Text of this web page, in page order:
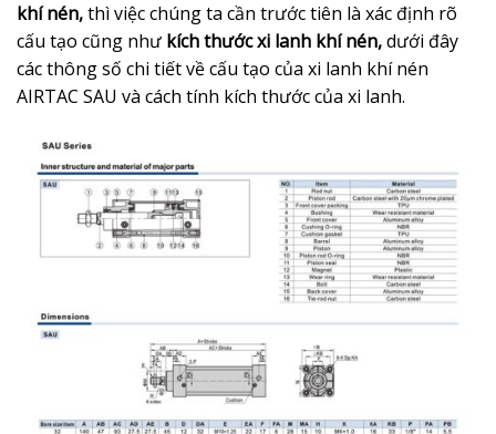
khí nén,thì việc chúng ta cần trước tiên là xác định rõ
cấu tạo cũng như kích thước xi lanh khí nén,dưới đây
các thông số chi tiết về cấu tạo của xi lanh khí nén
AIRTAC SAU và cách tính kích thước của xi lanh.